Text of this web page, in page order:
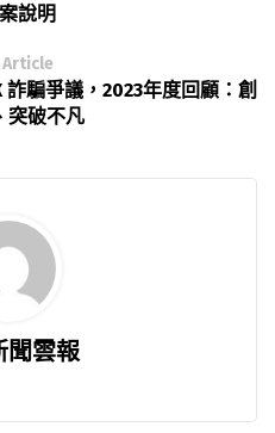
說明
Article
騙爭議，2023年度回顧：創
突破不凡
聞雲報